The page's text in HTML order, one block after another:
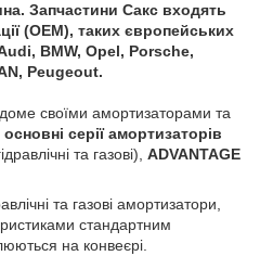
Запчастини Сакс входять
(OEM), таких європейських
BMW, Opel, Porsche,
Peugeout.
своїми амортизаторами та
основні серії амортизаторів
та газові), ADVANTAGE
та газові амортизатори,
стандартним
на конвеєрі.